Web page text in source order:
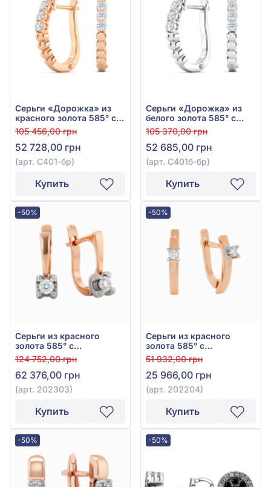
Серьги «Дорожка» из
красного золота 585° с
бриллиантами 0,24ct,
арт. С401к-бр
105 456,00 грн
52 728,00 грн
(арт. С401-бр)
Купить
Серьги «Дорожка» из
белого золота 585° с
бриллиантами 0,26ct,
арт. С401б-бр
105 370,00 грн
52 685,00 грн
(арт. С401б-бр)
Купить
-50%
Серьги из красного
золота 585° с
бриллиантом 0,26ct, арт.
202303
124 752,00 грн
62 376,00 грн
(арт. 202303)
Купить
-50%
Серьги из красного
золота 585° с
бриллиантами 0,085ct,
арт. 202204
51 932,00 грн
25 966,00 грн
(арт. 202204)
Купить
-50% -50%